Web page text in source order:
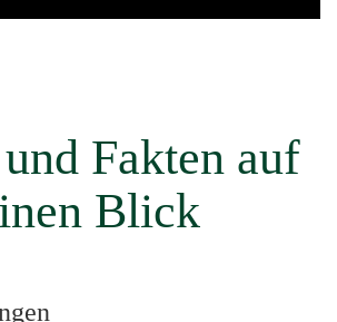
Fakten auf
Blick